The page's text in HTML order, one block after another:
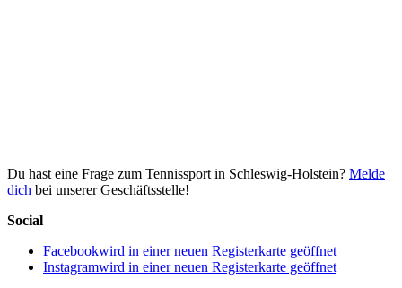
Du hast eine Frage zum Tennissport in Schleswig-Holstein? Melde
dich bei unserer Geschäftsstelle!
Social
Facebookwird in einer neuen Registerkarte geöffnet
Instagramwird in einer neuen Registerkarte geöffnet